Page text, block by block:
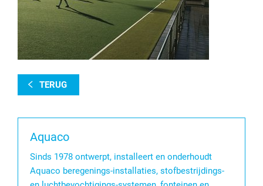
TERUG
Aquaco
Sinds 1978 ontwerpt, installeert en onderhoudt
Aquaco beregenings-installaties, stofbestrijdings-